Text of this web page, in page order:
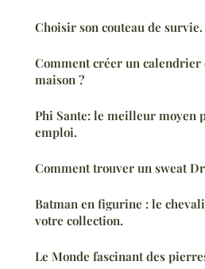
Choisir son couteau de survie.
Comment créer un calendrier
maison ?
Phi Sante: le meilleur moyen
emploi.
Comment trouver un sweat
Batman en figurine : le
votre collection.
Le Monde fascinant des